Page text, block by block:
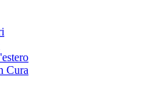
Cura